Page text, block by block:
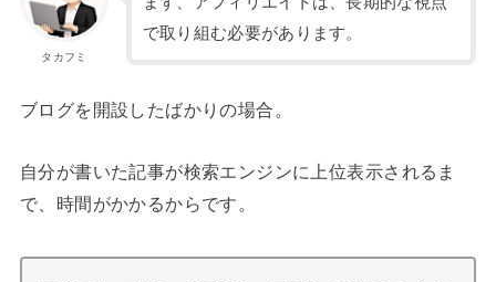
タカフミ
で取り組む必要があります。
ブログを開設したばかりの場合。
自分が書いた記事が検索エンジンに上位表示されるま
で、時間がかかるからです。